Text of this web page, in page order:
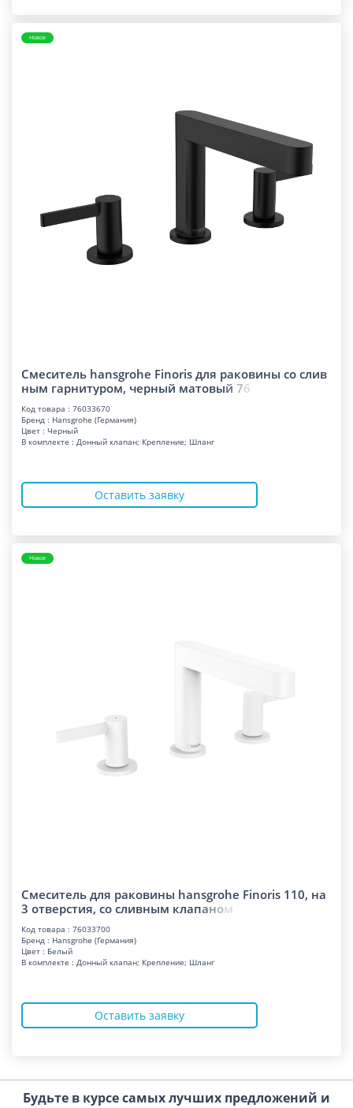
Новое
Смеситель hansgrohe Finoris для раковины со слив
ным гарнитуром, черный матовый 76
Код товара : 76033670
Бренд : Hansgrohe (Германия)
Цвет : Черный
В комплекте : Донный клапан; Крепление; Шланг
Оставить заявку
Новое
Смеситель для раковины hansgrohe Finoris 110, на
3 отверстия, со сливным клапаном
Код товара : 76033700
Бренд : Hansgrohe (Германия)
Цвет : Белый
В комплекте : Донный клапан; Крепление; Шланг
Оставить заявку
Будьте в курсе самых лучших предложений и